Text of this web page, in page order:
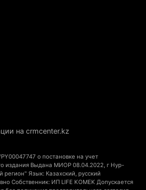
ущелье под Алматы
спустя три дня
фото тигра возле села
Центральной Азии в
благополучия
выпуск экологичного
пилотный проект
на crmcenter.kz
о постановке на учет
издания Выдана МИОР 08.04.2022, г Нур-
Язык: Казахский, русский
Собственник: ИП LIFE KOMEK Допускается